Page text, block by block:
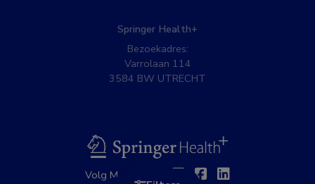
Springer Health+
Bezoekadres:
Varrolaan 114
3584 BW UTRECHT
BSL
Volg MedNet op: TwitterFacebook
Linkedin